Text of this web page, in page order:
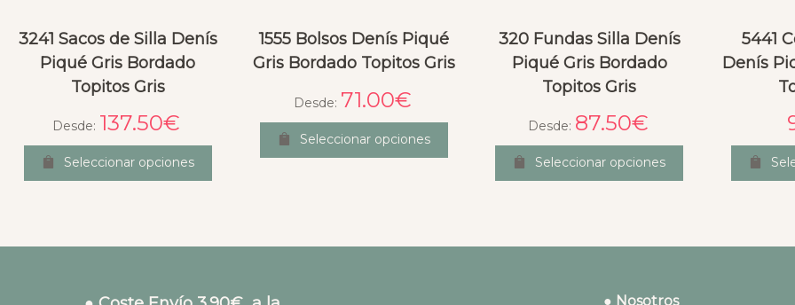
3241 Sacos de Silla Denís
Piqué Gris Bordado
Topitos Gris
Desde: 137.50€
Seleccionar opciones
1555 Bolsos Denís Piqué
Gris Bordado Topitos Gris
Desde: 71.00€
Seleccionar opciones
320 Fundas Silla Denís
Piqué Gris Bordado
Topitos Gris
Desde: 87.50€
Seleccionar opciones
5441
Denís
● Nosotros